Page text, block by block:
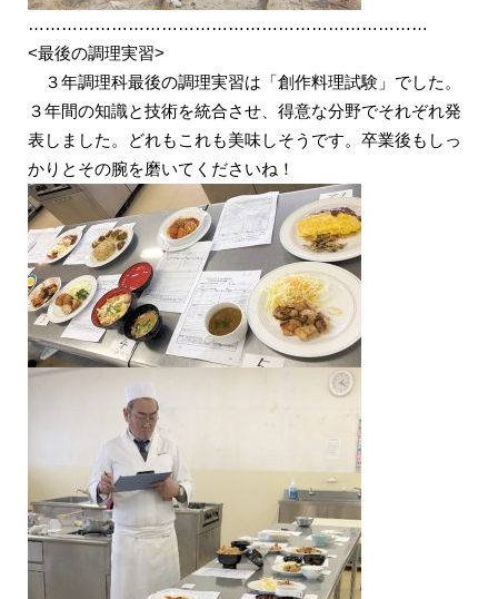
………………………………………………………………
<最後の調理実習>
３年調理科最後の調理実習は「創作料理試験」でした。
３年間の知識と技術を統合させ、得意な分野でそれぞれ発
表しました。どれもこれも美味しそうです。卒業後もしっ
かりとその腕を磨いてくださいね！